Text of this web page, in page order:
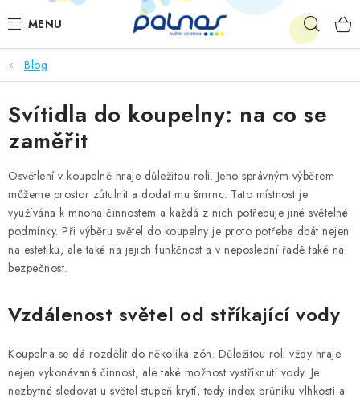
na
OSVĚTLENÍ INTERIÉRU
LED
VENKOVNÍ OSVĚTLENÍ
AKCE
SHOWROOM
KE STAŽENÍ
Blog
Svítidla do koupelny: na co se
zaměřit
Osvětlení v koupelně hraje důležitou roli. Jeho správným výběrem
můžeme prostor zútulnit a dodat mu šmrnc. Tato místnost je
využívána k mnoha činnostem a každá z nich potřebuje jiné světelné
podmínky. Při výběru světel do koupelny je proto potřeba dbát nejen
na estetiku, ale také na jejich funkčnost a v neposlední řadě také na
bezpečnost.
Vzdálenost světel od stříkající vody
Koupelna se dá rozdělit do několika zón. Důležitou roli vždy hraje
nejen vykonávaná činnost, ale také možnost vystříknutí vody. Je
nezbytné sledovat u světel stupeň krytí, tedy index průniku vlhkosti a